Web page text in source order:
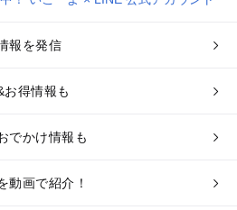
報を発信
得情報も
でかけ情報も
動画で紹介！